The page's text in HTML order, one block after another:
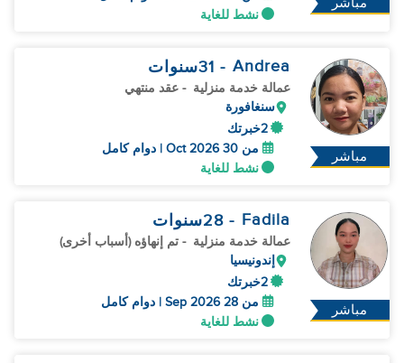
مباشر
نشط للغاية
مباشر
Andrea
- 31 سنوات
عمالة خدمة منزلية - عقد منتهي
سنغافورة
2خبرتك
من 30 Oct 2026 | دوام كامل
نشط للغاية
مباشر
Fadila
- 28 سنوات
عمالة خدمة منزلية - تم إنهاؤه (أسباب أخرى)
إندونيسيا
2خبرتك
من 28 Sep 2026 | دوام كامل
نشط للغاية